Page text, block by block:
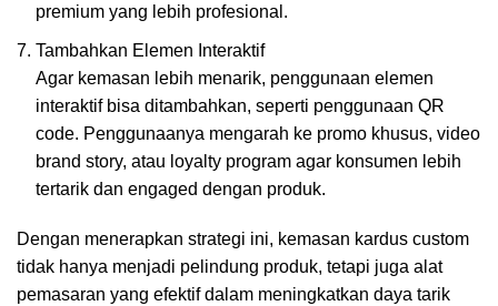
premium yang lebih profesional.
Tambahkan Elemen Interaktif
Agar kemasan lebih menarik, penggunaan elemen
interaktif bisa ditambahkan, seperti penggunaan QR
code. Penggunaanya mengarah ke promo khusus, video
brand story, atau loyalty program agar konsumen lebih
tertarik dan engaged dengan produk.
Dengan menerapkan strategi ini, kemasan kardus custom
tidak hanya menjadi pelindung produk, tetapi juga alat
pemasaran yang efektif dalam meningkatkan daya tarik